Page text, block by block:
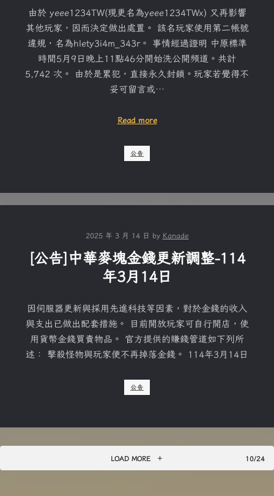
由於 yeee1234TW(現更名為yeee1234TWx) 又再影響
其他玩家，因而決定做出處置。 該名玩家使用第二帳號
違規，名為hlety3i4m_343r。 事情經過證明 中原標準
時間5月9日晚上11點46分開始洗公開頻道。共計
5,742 次。 由於是累犯，直接永久封鎖。玩家若覺得不
妥可留言或…
Read more
公告
2025 年 3 月 14 日 by Kanade
[公告]中華麥塊金錢更新調整-114
年3月14日
因伺服器更新與採用先進科技等因素，對於金錢的收入
與支出已做出配套措施。 目前開放玩家可自行開店，使
用貨幣金錢買賣物品。 官方提供的賺錢管道如下列所
述： 擊殺怪物與玩家便不再掉落金錢。 114年3月14日
公告
LOAD MORE 10/24